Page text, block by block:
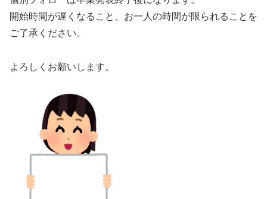
開始時間が遅くなること、お一人の時間が限られることを
ご了承ください。
よろしくお願いします。